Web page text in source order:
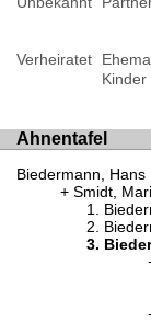
Verheiratet
Kinder
Ahnentafel
Biedermann, Hans
Smidt,